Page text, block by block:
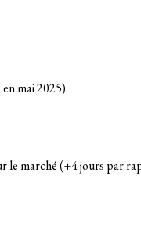
mai 2025).
le marché (+4 jours par